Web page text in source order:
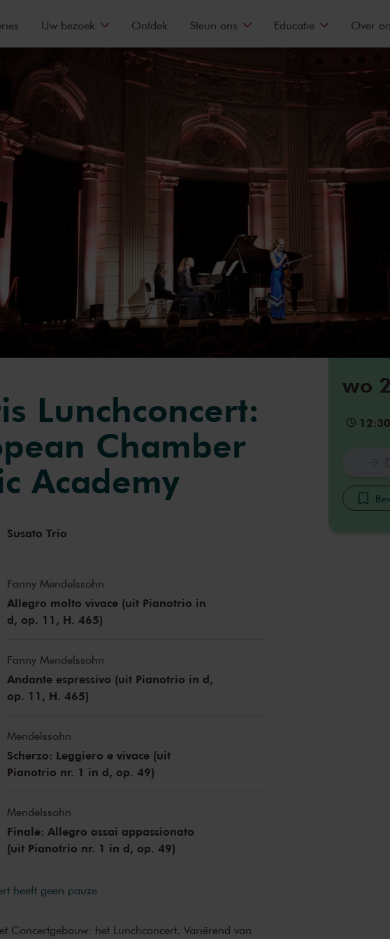
Uw bezoek Ontdek Steun ons Educatie Over
wo
12:30
Lunchconcert:
Chamber
Academy
Susato Trio
Fanny Mendelssohn
Allegro molto vivace (uit Pianotrio in
d, op. 11, H. 465)
Fanny Mendelssohn
Andante espressivo (uit Pianotrio in d,
op. 11, H. 465)
Mendelssohn
Scherzo: Leggiero e vivace (uit
Pianotrio nr. 1 in d, op. 49)
Mendelssohn
Finale: Allegro assai appassionato
(uit Pianotrio nr. 1 in d, op. 49)
heeft geen pauze
Concertgebouw: het Lunchconcert. Variërend van